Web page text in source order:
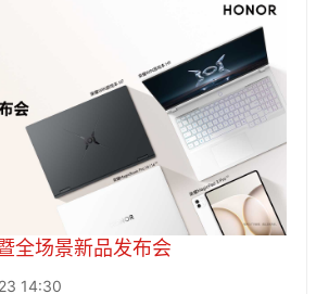
全场景新品发布会
14:30